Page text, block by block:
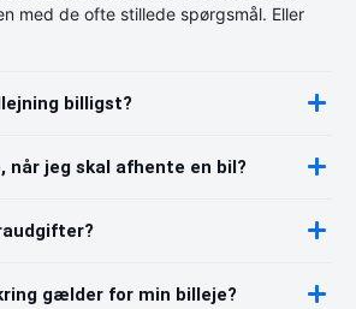
med de ofte stillede spørgsmål. Eller
billigst?
når jeg skal afhente en bil?
gælder for min billeje?